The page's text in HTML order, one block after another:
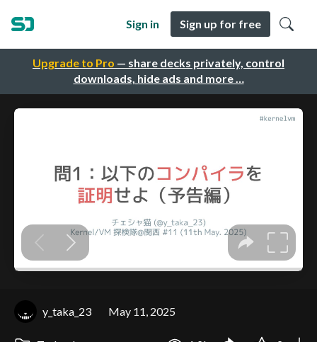
Upgrade to Pro — share decks privately, control
downloads, hide ads and more …
Sign in Sign up for free
y_taka_23 May 11, 2025